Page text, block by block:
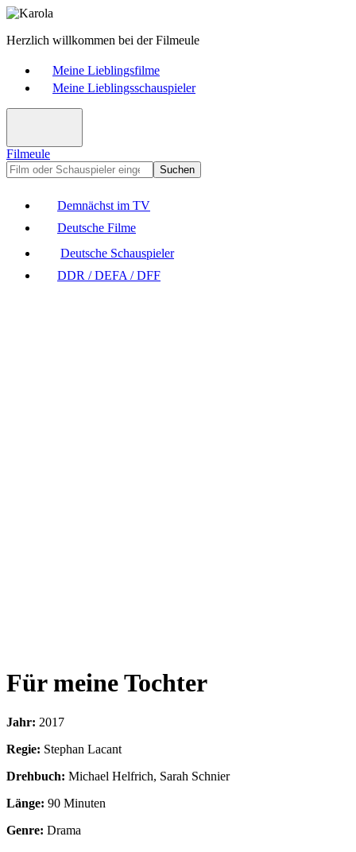
Herzlich willkommen bei der Filmeule
Meine Lieblingsfilme
Meine Lieblingsschauspieler
Filmeule
Suchen
Demnächst im TV
Deutsche Filme
Deutsche Schauspieler
DDR / DEFA / DFF
Für meine Tochter
Jahr: 2017
Regie: Stephan Lacant
Drehbuch: Michael Helfrich, Sarah Schnier
Länge: 90 Minuten
Genre: Drama